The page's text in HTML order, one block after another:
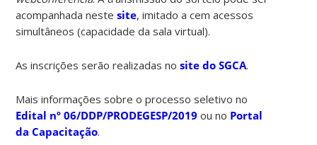
acompanhada nestesite, imitado a cem acessos
simultâneos (capacidade da sala virtual).
As inscrições serão realizadas nosite do SGCA.
Mais informações sobre o processo seletivo no
Edital nº 06/DDP/PRODEGESP/2019 ou no Portal
da Capacitação.